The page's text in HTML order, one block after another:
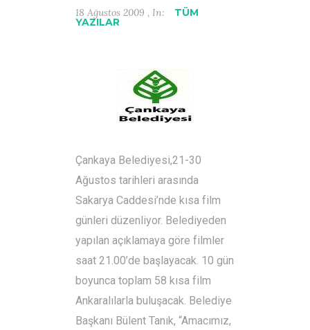
18 Ağustos 2009 , In: TÜM
YAZILAR
Çankaya Belediyesi,21-30
Ağustos tarihleri arasında
Sakarya Caddesi’nde kısa film
günleri düzenliyor. Belediyeden
yapılan açıklamaya göre filmler
saat 21.00’de başlayacak. 10 gün
boyunca toplam 58 kısa film
Ankaralılarla buluşacak. Belediye
Başkanı Bülent Tanık, “Amacımız,